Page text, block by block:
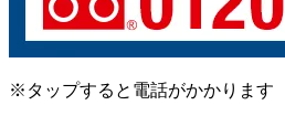
※タップすると電話がかかります